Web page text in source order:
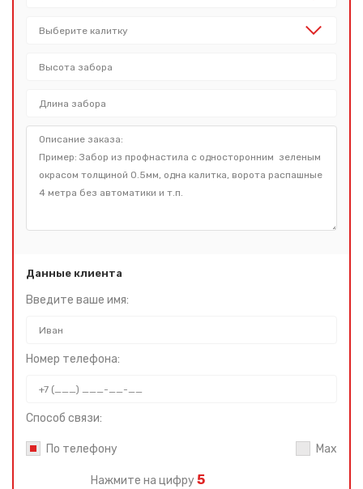
Данные клиента
Введите ваше имя:
Номер телефона:
Способ связи:
По телефону Max
Нажмите на цифру 5